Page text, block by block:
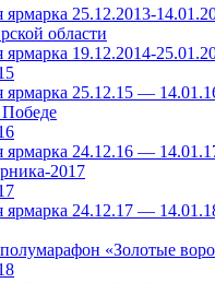
ярмарка 25.12.2013-
области
ярмарка 19.12.2014-
ярмарка 25.12.15 —
ярмарка 24.12.16 —
2017
ярмарка 24.12.17 —
«Золотые